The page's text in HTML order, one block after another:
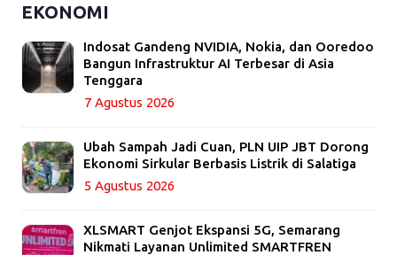
EKONOMI
Indosat Gandeng NVIDIA, Nokia, dan Ooredoo
Bangun Infrastruktur AI Terbesar di Asia
Tenggara
7 Agustus 2026
Ubah Sampah Jadi Cuan, PLN UIP JBT Dorong
Ekonomi Sirkular Berbasis Listrik di Salatiga
5 Agustus 2026
XLSMART Genjot Ekspansi 5G, Semarang
Nikmati Layanan Unlimited SMARTFREN